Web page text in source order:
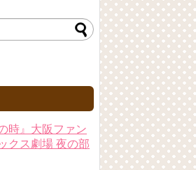
時』大阪ファン
クス劇場 夜の部